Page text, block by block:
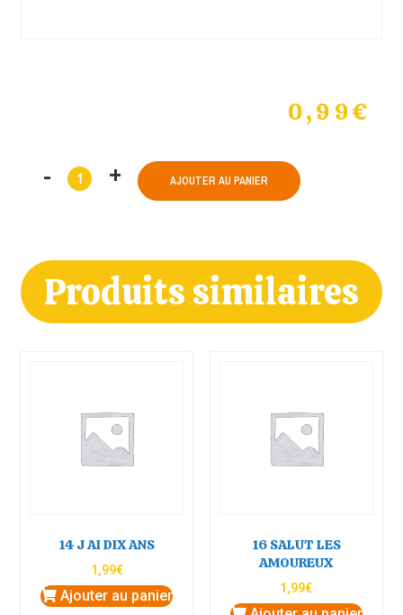
0,99€
AJOUTER AU PANIER
Produits similaires
14 J AI DIX ANS
1,99€
Ajouter au panier
16 SALUT LES
AMOUREUX
1,99€